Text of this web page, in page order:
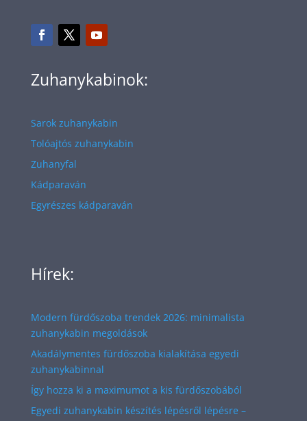
Zuhanykabinok:
Sarok zuhanykabin
Tolóajtós zuhanykabin
Zuhanyfal
Kádparaván
Egyrészes kádparaván
Hírek:
Modern fürdőszoba trendek 2026: minimalista
zuhanykabin megoldások
Akadálymentes fürdőszoba kialakítása egyedi
zuhanykabinnal
Így hozza ki a maximumot a kis fürdőszobából
Egyedi zuhanykabin készítés lépésről lépésre –